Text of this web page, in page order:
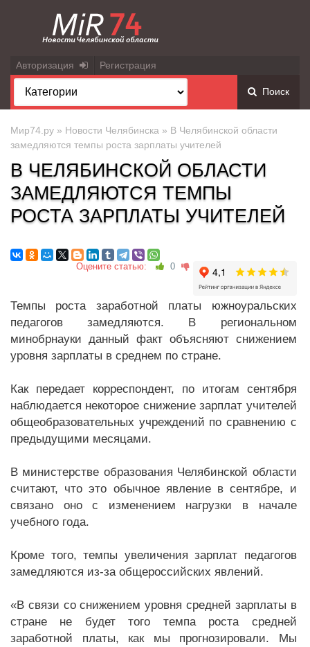
Авторизация Регистрация
Поиск
Мир74.ру » Новости Челябинска » В Челябинской области
замедляются темпы роста зарплаты учителей
В ЧЕЛЯБИНСКОЙ ОБЛАСТИ
ЗАМЕДЛЯЮТСЯ ТЕМПЫ
РОСТА ЗАРПЛАТЫ УЧИТЕЛЕЙ
Оцените статью: 0
Темпы роста заработной платы южноуральских
педагогов замедляются. В региональном
минобрнауки данный факт объясняют снижением
уровня зарплаты в среднем по стране.
Как передает корреспондент, по итогам сентября
наблюдается некоторое снижение зарплат учителей
общеобразовательных учреждений по сравнению с
предыдущими месяцами.
В министерстве образования Челябинской области
считают, что это обычное явление в сентябре, и
связано оно с изменением нагрузки в начале
учебного года.
Кроме того, темпы увеличения зарплат педагогов
замедляются из-за общероссийских явлений.
«В связи со снижением уровня средней зарплаты в
стране не будет того темпа роста средней
заработной платы, как мы прогнозировали. Мы